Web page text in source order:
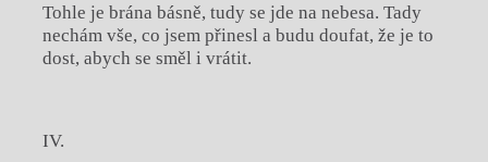
Tohle je brána básně, tudy se jde na nebesa. Tady
nechám vše, co jsem přinesl a budu doufat, že je to
dost, abych se směl i vrátit.
IV.